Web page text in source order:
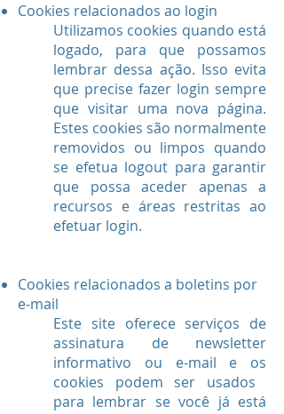
Cookies relacionados ao login
Utilizamos cookies quando está
logado, para que possamos
lembrar dessa ação. Isso evita
que precise fazer login sempre
que visitar uma nova página.
Estes cookies são normalmente
removidos ou limpos quando
se efetua logout para garantir
que possa aceder apenas a
recursos e áreas restritas ao
efetuar login.
Cookies relacionados a boletins por
e-mail
Este site oferece serviços de
assinatura de newsletter
informativo ou e-mail e os
cookies podem ser usados ​​
para lembrar se você já está